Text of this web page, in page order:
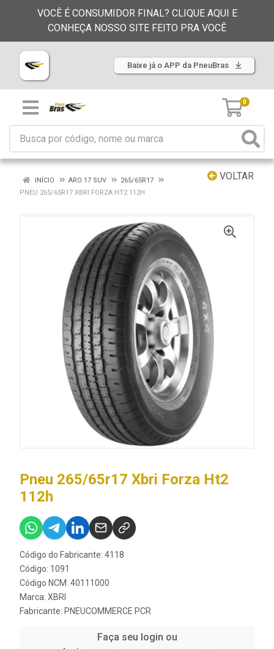
VOCÊ É CONSUMIDOR FINAL? CLIQUE AQUI E
CONHEÇA NOSSO SITE FEITO PRA VOCÊ
Baixe já o APP da PneuBras
0
VOLTAR
INÍCIO ARO 17 SUV
265/65R17
PNEU 265/65R17 XBRI FORZA HT2 112H
Pneu 265/65r17 Xbri Forza Ht2
112h
Código do Fabricante: 4118
Código: 1091
Código NCM: 40111000
Marca: XBRI
Fabricante: PNEUCOMMERCE PCR
Faça seu login ou